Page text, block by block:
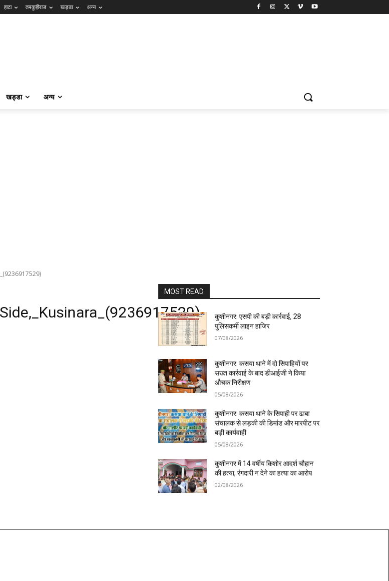
हाटा तमकुहीराज खड्डा अन्य
खड्डा अन्य
MOST READ
कुशीनगर: एसपी की बड़ी कार्रवाई, 28
पुलिसकर्मी लाइन हाजिर
07/08/2026
कुशीनगर: कसया थाने में दो सिपाहियों पर
सख्त कार्रवाई के बाद डीआईजी ने किया
औचक निरीक्षण
05/08/2026
कुशीनगर: कसया थाने के सिपाही पर ढाबा
संचालक से लड़की की डिमांड और मारपीट पर
बड़ी कार्यवाही
05/08/2026
कुशीनगर में 14 वर्षीय किशोर आदर्श चौहान
की हत्या, रंगदारी न देने का हत्या का आरोप
02/08/2026